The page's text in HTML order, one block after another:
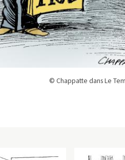
© Chappatte dans Le